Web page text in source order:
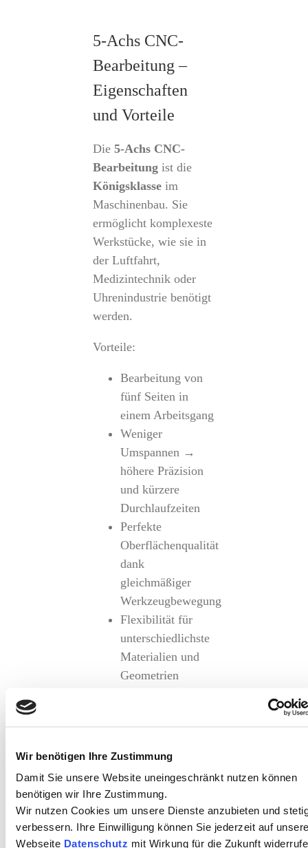
Wir benötigen Ihre Zustimmung
Damit Sie unsere Website uneingeschränkt nutzen können
benötigen wir Ihre Zustimmung.
Wir nutzen Cookies um unsere Dienste anzubieten und
verbessern. Ihre Einwilligung können Sie jederzeit auf
Webseite Datenschutz mit Wirkung für die Zukunft
5-Achs CNC-
Bearbeitung –
Eigenschaften
und Vorteile
Die 5-Achs CNC-
Bearbeitungist die
Königsklasseim
Maschinenbau. Sie
ermöglicht komplexeste
Werkstücke, wie sie in
der Luftfahrt,
Medizintechnik oder
Uhrenindustrie benötigt
werden.
Vorteile:
Bearbeitung von
fünf Seiten in
einem Arbeitsgang
Weniger
Umspannen →
höhere Präzision
und kürzere
Durchlaufzeiten
Perfekte
Oberflächenqualität
dank
gleichmäßiger
Werkzeugbewegung
Flexibilität für
unterschiedlichste
Materialien und
Geometrien
Investitions- und
Betriebskosten
Komplexere
Programmierung,
erfordert erfahrene